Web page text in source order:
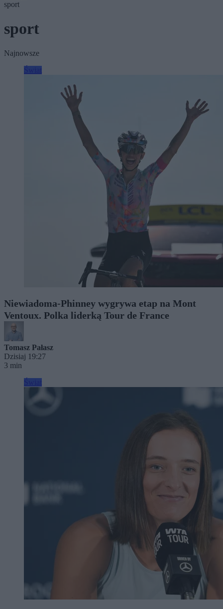
sport
sport
Najnowsze
Niewiadoma-Phinney wygrywa etap na Mont
Ventoux. Polka liderką Tour de France
Tomasz Pałasz
Dzisiaj 19:27
3 min